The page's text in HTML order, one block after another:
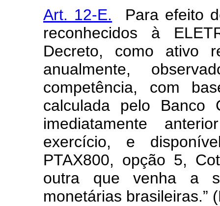
Art. 12-E. Para efeito
reconhecidos à
Decreto, como ativo
anualmente,
competência, com
calculada pelo
imediatamente
exercício, e
PTAX800, opção 5,
outra que venha a
monetárias brasileiras.”